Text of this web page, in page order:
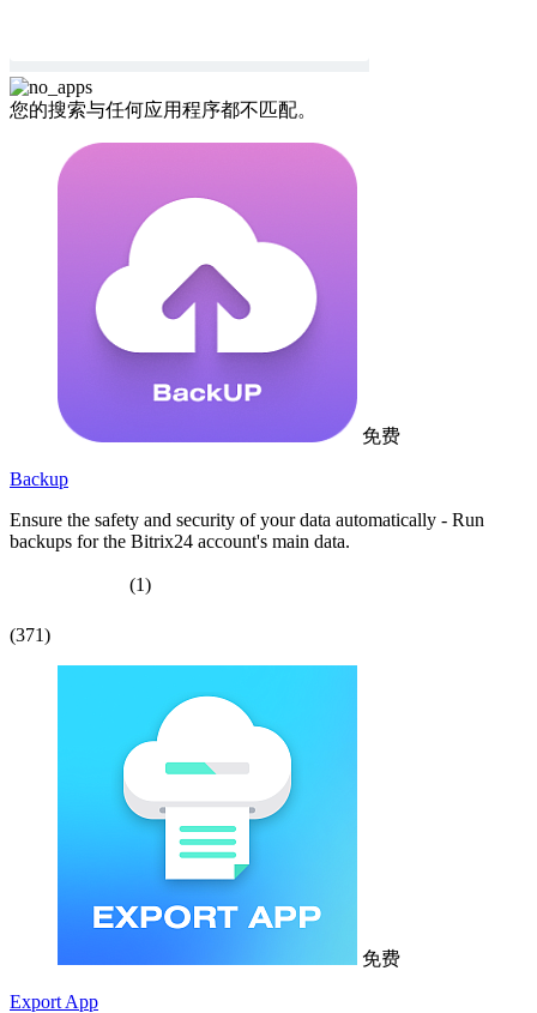
您的搜索与任何应用程序都不匹配。
免费
Backup
Ensure the safety and security of your data automatically - Run
backups for the Bitrix24 account's main data.
(1)
(371)
免费
Export App